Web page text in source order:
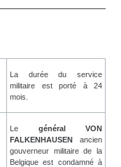
La durée du service
militaire est porté à 24
mois.
Le général VON
FALKENHAUSEN ancien
gouverneur militaire de la
Belgique est condamné à